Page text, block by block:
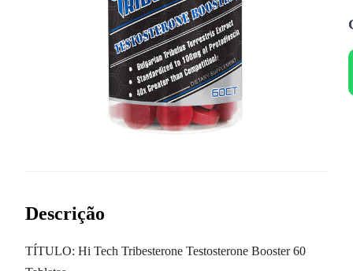
Descrição
TÍTULO: Hi Tech Tribesterone Testosterone Booster 60